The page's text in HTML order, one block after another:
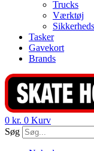
Trucks
Værktøj
Tasker
Gavekort
Brands
0 kr. 0 Kurv
Søg